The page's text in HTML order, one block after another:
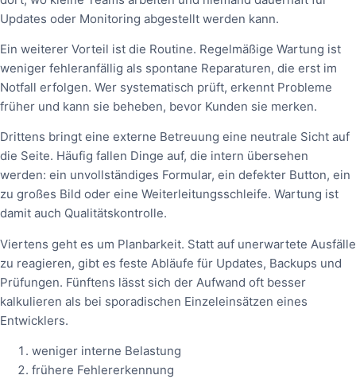
Updates oder Monitoring abgestellt werden kann.
Ein weiterer Vorteil ist die Routine. Regelmäßige Wartung ist
weniger fehleranfällig als spontane Reparaturen, die erst im
Notfall erfolgen. Wer systematisch prüft, erkennt Probleme
früher und kann sie beheben, bevor Kunden sie merken.
Drittens bringt eine externe Betreuung eine neutrale Sicht auf
die Seite. Häufig fallen Dinge auf, die intern übersehen
werden: ein unvollständiges Formular, ein defekter Button, ein
zu großes Bild oder eine Weiterleitungsschleife. Wartung ist
damit auch Qualitätskontrolle.
Viertens geht es um Planbarkeit. Statt auf unerwartete Ausfälle
zu reagieren, gibt es feste Abläufe für Updates, Backups und
Prüfungen. Fünftens lässt sich der Aufwand oft besser
kalkulieren als bei sporadischen Einzeleinsätzen eines
Entwicklers.
weniger interne Belastung
frühere Fehlererkennung